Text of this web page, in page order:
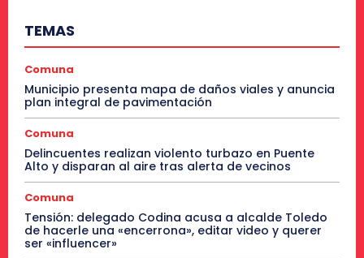
TEMAS
Comuna
Municipio presenta mapa de daños viales y anuncia
plan integral de pavimentación
Comuna
Delincuentes realizan violento turbazo en Puente
Alto y disparan al aire tras alerta de vecinos
Comuna
Tensión: delegado Codina acusa a alcalde Toledo
de hacerle una «encerrona», editar video y querer
ser «influencer»